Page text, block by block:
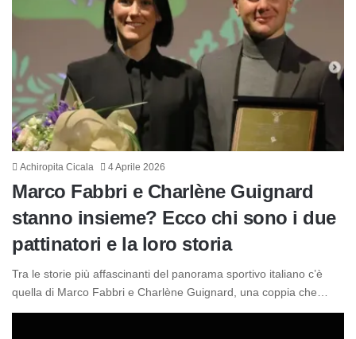
Achiropita Cicala 4 Aprile 2026
Marco Fabbri e Charlène Guignard
stanno insieme? Ecco chi sono i due
pattinatori e la loro storia
Tra le storie più affascinanti del panorama sportivo italiano c’è
quella di Marco Fabbri e Charlène Guignard, una coppia che…